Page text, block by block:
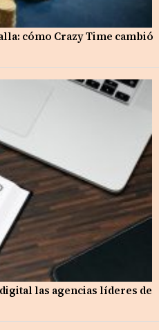
cómo Crazy Time cambió
las agencias líderes de